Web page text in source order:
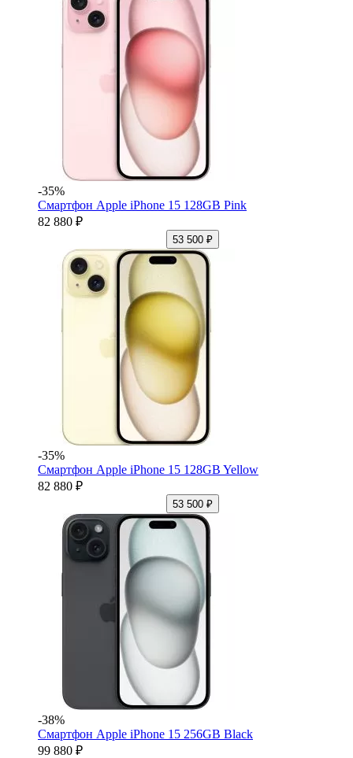
-35%
Смартфон Apple iPhone 15 128GB Pink
82 880 ₽
53 500 ₽
-35%
Смартфон Apple iPhone 15 128GB Yellow
82 880 ₽
53 500 ₽
-38%
Смартфон Apple iPhone 15 256GB Black
99 880 ₽